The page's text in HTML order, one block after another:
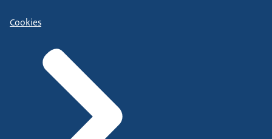
Cookies